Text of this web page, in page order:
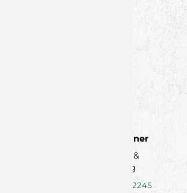
Nadine Elsner
Marketing &
Sponsoring
0151/74772245